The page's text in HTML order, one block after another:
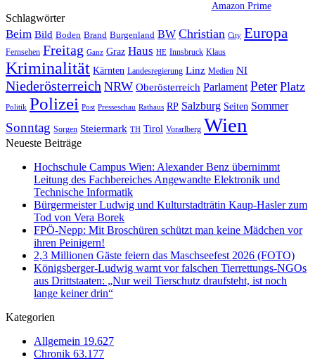
Amazon Prime
Schlagwörter
Beim Bild Boden Brand Burgenland BW Christian City Europa
Fernsehen Freitag Ganz Graz Haus HE Innsbruck Klaus
Kriminalität Kärnten Landesregierung Linz Medien NI
Niederösterreich NRW Oberösterreich Parlament Peter Platz
Politik Polizei Post Presseschau Rathaus RP Salzburg Seiten Sommer
Sonntag Sorgen Steiermark TH Tirol Vorarlberg Wien
Neueste Beiträge
Hochschule Campus Wien: Alexander Benz übernimmt
Leitung des Fachbereiches Angewandte Elektronik und
Technische Informatik
Bürgermeister Ludwig und Kulturstadträtin Kaup-Hasler zum
Tod von Vera Borek
FPÖ-Nepp: Mit Broschüren schützt man keine Mädchen vor
ihren Peinigern!
2,3 Millionen Gäste feiern das Maschseefest 2026 (FOTO)
Königsberger-Ludwig warnt vor falschen Tierrettungs-NGOs
aus Drittstaaten: „Nur weil Tierschutz draufsteht, ist noch
lange keiner drin“
Kategorien
Allgemein 19.627
Chronik 63.177